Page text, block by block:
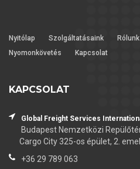
Nyitólap Szolgáltatásaink Rólunk
Nyomonkövetés
Kapcsolat
KAPCSOLAT
Global Freight Services
Budapest Nemzetközi
Cargo City 325-os épület, 2.
+36 29 789 063